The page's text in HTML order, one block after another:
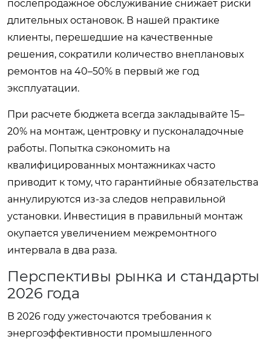
послепродажное обслуживание снижает риски
длительных остановок. В нашей практике
клиенты, перешедшие на качественные
решения, сократили количество внеплановых
ремонтов на 40–50% в первый же год
эксплуатации.
При расчете бюджета всегда закладывайте 15–
20% на монтаж, центровку и пусконаладочные
работы. Попытка сэкономить на
квалифицированных монтажниках часто
приводит к тому, что гарантийные обязательства
аннулируются из-за следов неправильной
установки. Инвестиция в правильный монтаж
окупается увеличением межремонтного
интервала в два раза.
Перспективы рынка и стандарты
2026 года
В 2026 году ужесточаются требования к
энергоэффективности промышленного